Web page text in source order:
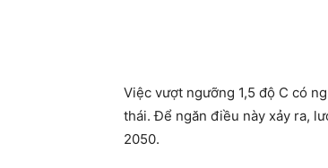
Việc vượt ngưỡng 1,5 độ C có
thái. Để ngăn điều này xảy ra,
2050.